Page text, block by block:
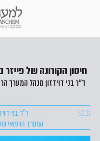
חיסון הקורונה של
ד"ר בני דוידזון מנהל המערך
ד"ר בני
המערך הרפואי
3.2.21